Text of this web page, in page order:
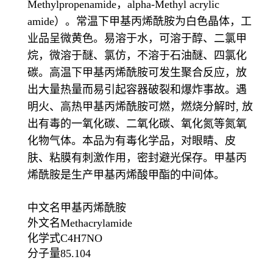
Methylpropenamide，alpha-Methyl acrylic
amide）。常温下甲基丙烯酰胺为白色晶体，工
业品呈微黄色。易溶于水，可溶于醇、二氯甲
烷，微溶于醚、氯仿，不溶于石油醚、四氯化
碳。高温下甲基丙烯酰胺可发生聚合反应，放
出大量热量而易引起容器破裂和爆炸事故。遇
明火、高热甲基丙烯酰胺可燃，燃烧分解时, 放
出有毒的一氧化碳、二氧化碳、氧化氮等氮氧
化物气体。本品为有毒化学品，对眼睛、皮
肤、粘膜有刺激作用，密封避光保存。甲基丙
烯酰胺是生产甲基丙烯酸甲酯的中间体。
中文名甲基丙烯酰胺
外文名Methacrylamide
化学式C4H7NO
分子量85.104